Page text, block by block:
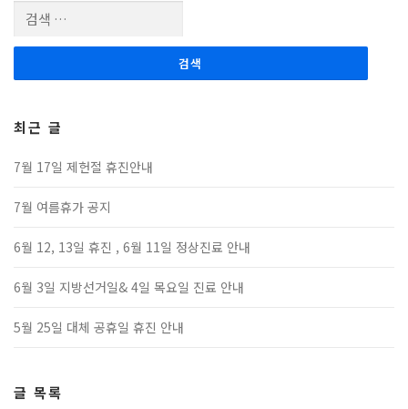
검색:
최근 글
7월 17일 제헌절 휴진안내
7월 여름휴가 공지
6월 12, 13일 휴진 , 6월 11일 정상진료 안내
6월 3일 지방선거일& 4일 목요일 진료 안내
5월 25일 대체 공휴일 휴진 안내
글 목록